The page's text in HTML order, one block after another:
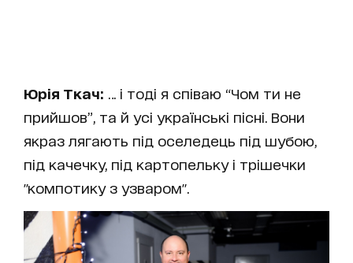
Юрія Ткач: … і тоді я співаю “Чом ти не
прийшов”, та й усі українські пісні. Вони
якраз лягають під оселедець під шубою,
під качечку, під картопельку і трішечки
"компотику з узваром".